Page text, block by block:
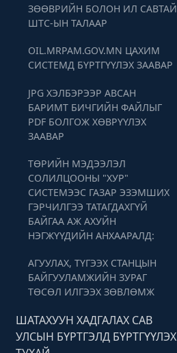
ЗӨӨВРИЙН БОЛОН ИЛ САВТАЙ
ШТС-ЫН ТАЛААР
OIL.MRPAM.GOV.MN ЦАХИМ
СИСТЕМД БҮРТГҮҮЛЭХ ЗААВАР
JPG ХЭЛБЭРЭЭР АВСАН
БАРИМТ БИЧГИЙН ФАЙЛЫГ
PDF БОЛГОЖ ХӨВРҮҮЛЭХ
ЗААВАР
ТӨРИЙН МЭДЭЭЛЭЛ
СОЛИЛЦООНЫ "ХУР"
СИСТЕМЭЭС ГАЗАР ЭЗЭМШИХ
ГЭРЧИЛГЭЭ ТАТАГДАХГҮЙ
БАЙГАА АЖ АХУЙН
НЭГЖҮҮДИЙН АНХААРАЛД:
АГУУЛАХ, ТҮГЭЭХ СТАНЦЫН
БАЙГУУЛАМЖИЙН ЗУРАГ
ТӨСӨЛ ИЛГЭЭХ ЗӨВЛӨМЖ
ШАТАХУУН ХАДГАЛАХ САВ
УЛСЫН БҮРТГЭЛД БҮРТГҮҮЛЭХ